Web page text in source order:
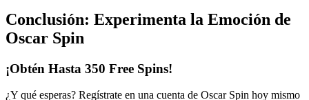
Conclusión: Experimenta la Emoción de
Oscar Spin
¡Obtén Hasta 350 Free Spins!
¿Y qué esperas? Regístrate en una cuenta de Oscar Spin hoy mismo